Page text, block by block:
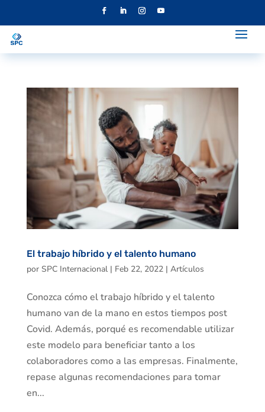
El trabajo híbrido y el talento humano
por SPC Internacional| Feb 22, 2022| Artículos
Conozca cómo el trabajo híbrido y el talento
humano van de la mano en estos tiempos post
Covid. Además, porqué es recomendable utilizar
este modelo para beneficiar tanto a los
colaboradores como a las empresas. Finalmente,
repase algunas recomendaciones para tomar
en...